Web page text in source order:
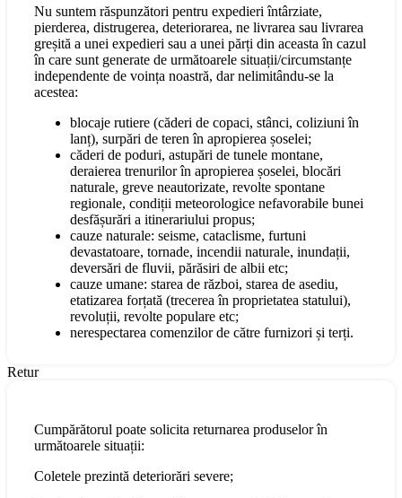
Nu suntem răspunzători pentru expedieri întârziate,
pierderea, distrugerea, deteriorarea, ne livrarea sau livrarea
greșită a unei expedieri sau a unei părți din aceasta în cazul
în care sunt generate de următoarele situații/circumstanțe
independente de voința noastră, dar nelimitându-se la
acestea:
blocaje rutiere (căderi de copaci, stânci, coliziuni în
lanț), surpări de teren în apropierea șoselei;
căderi de poduri, astupări de tunele montane,
deraierea trenurilor în apropierea șoselei, blocări
naturale, greve neautorizate, revolte spontane
regionale, condiții meteorologice nefavorabile bunei
desfășurări a itinerariului propus;
cauze naturale: seisme, cataclisme, furtuni
devastatoare, tornade, incendii naturale, inundații,
deversări de fluvii, părăsiri de albii etc;
cauze umane: starea de război, starea de asediu,
etatizarea forțată (trecerea în proprietatea statului),
revoluții, revolte populare etc;
nerespectarea comenzilor de către furnizori și terți.
Retur
Cumpărătorul poate solicita returnarea produselor în
următoarele situații:
Coletele prezintă deteriorări severe;